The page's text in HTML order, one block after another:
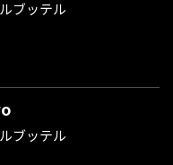
ブッテル
ブッテル